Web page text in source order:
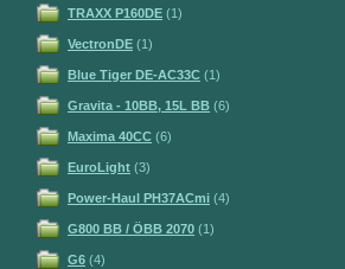
TRAXX P160DE (1)
VectronDE (1)
Blue Tiger DE-AC33C (1)
Gravita - 10BB, 15L BB (6)
Maxima 40CC (6)
EuroLight (3)
Power-Haul PH37ACmi (4)
G800 BB / ÖBB 2070 (1)
G6 (4)